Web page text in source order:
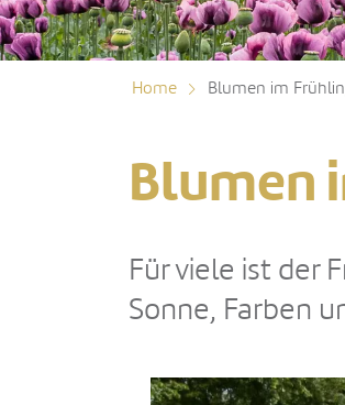
Home Blumen im
Blumen
Für viele ist der
Sonne, Farben